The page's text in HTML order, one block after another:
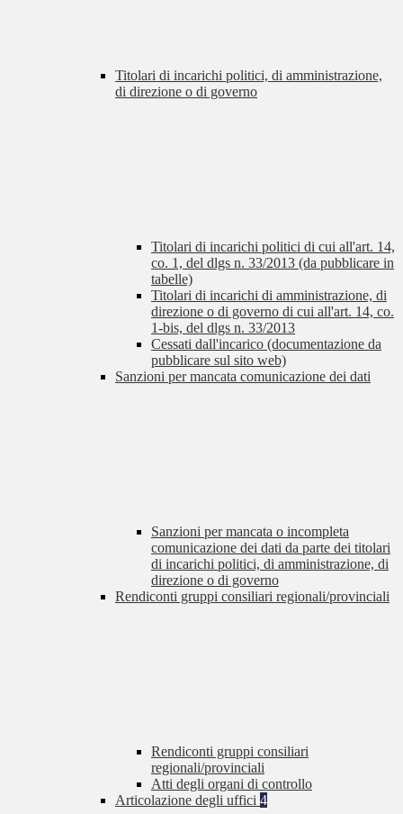
Titolari di incarichi politici, di amministrazione,
di direzione o di governo
Titolari di incarichi politici di cui all'art. 14,
co. 1, del dlgs n. 33/2013 (da pubblicare in
tabelle)
Titolari di incarichi di amministrazione, di
direzione o di governo di cui all'art. 14, co.
1-bis, del dlgs n. 33/2013
Cessati dall'incarico (documentazione da
pubblicare sul sito web)
Sanzioni per mancata comunicazione dei dati
Sanzioni per mancata o incompleta
comunicazione dei dati da parte dei titolari
di incarichi politici, di amministrazione, di
direzione o di governo
Rendiconti gruppi consiliari regionali/provinciali
Rendiconti gruppi consiliari
regionali/provinciali
Atti degli organi di controllo
Articolazione degli uffici 4